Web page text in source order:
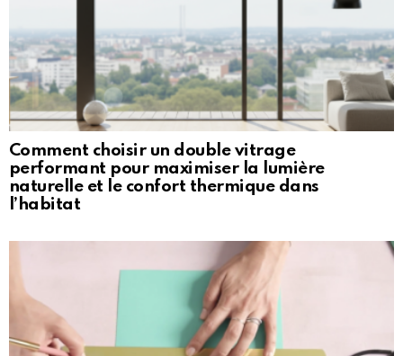
Comment choisir un double vitrage
performant pour maximiser la lumière
naturelle et le confort thermique dans
l’habitat